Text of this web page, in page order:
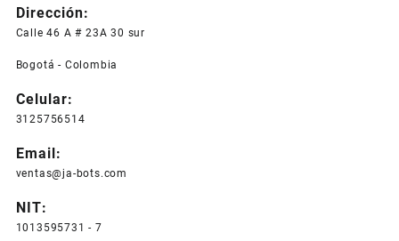
Dirección:
Calle 46 A # 23A 30 sur
Bogotá - Colombia
Celular:
3125756514
Email:
ventas@ja-bots.com
NIT:
1013595731 - 7